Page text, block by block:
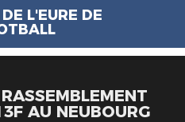
L'EURE DE
AU NEUBOURG